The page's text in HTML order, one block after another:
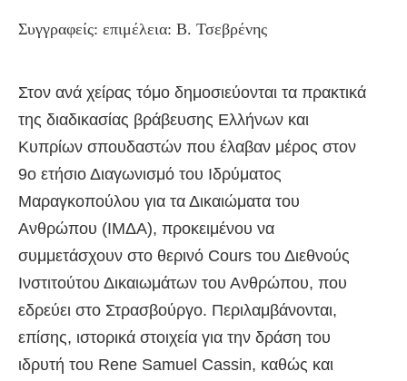
Συγγραφείς: επιμέλεια: Β. Τσεβρένης
Στον ανά χείρας τόμο δημοσιεύονται τα πρακτικά
της διαδικασίας βράβευσης Ελλήνων και
Κυπρίων σπουδαστών που έλαβαν μέρος στον
9ο ετήσιο Διαγωνισμό του Ιδρύματος
Μαραγκοπούλου για τα Δικαιώματα του
Ανθρώπου (ΙΜΔΑ), προκειμένου να
συμμετάσχουν στο θερινό Cours του Διεθνούς
Ινστιτούτου Δικαιωμάτων του Ανθρώπου, που
εδρεύει στο Στρασβούργο. Περιλαμβάνονται,
επίσης, ιστορικά στοιχεία για την δράση του
ιδρυτή του Rene Samuel Cassin, καθώς και